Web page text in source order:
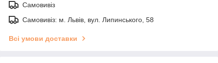
Самовивіз
Самовивіз: м. Львів, вул. Липинського, 58
Всі умови доставки